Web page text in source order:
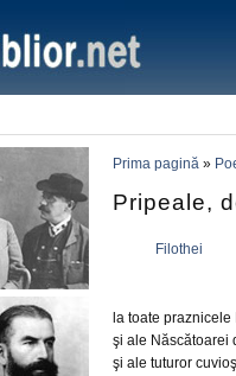
Prima pagină »
Pripeale,
Filothei
la toate praznicele
şi ale Născătoarei
şi ale tuturor